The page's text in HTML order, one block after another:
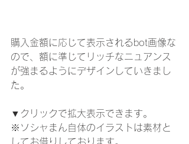
購入金額に応じて表示されるbot画像な
ので、額に準じてリッチなニュアンス
が強まるようにデザインしていきまし
た。
▼ クリックで拡大表示できます。
※ソシャまん自体のイラストは素材と
してお借りしております。